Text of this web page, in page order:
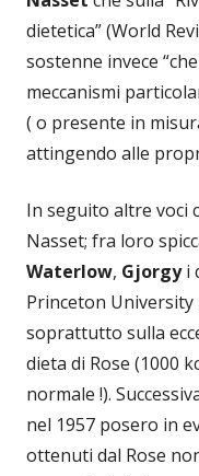
dietetica” (World
sostenne invece
meccanismi
( o presente in
attingendo alle
In seguito altre voci
Nasset; fra loro
Waterlow, Gjorgyi
Princeton
soprattutto sulla
dieta di Rose (1000
normale !).
nel 1957 posero in
ottenuti dal Rose